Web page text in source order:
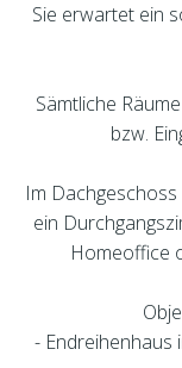
Sie erwartet ein
Sämtliche
bzw.
Im
ein
Homeoffice
- Endreihenhaus